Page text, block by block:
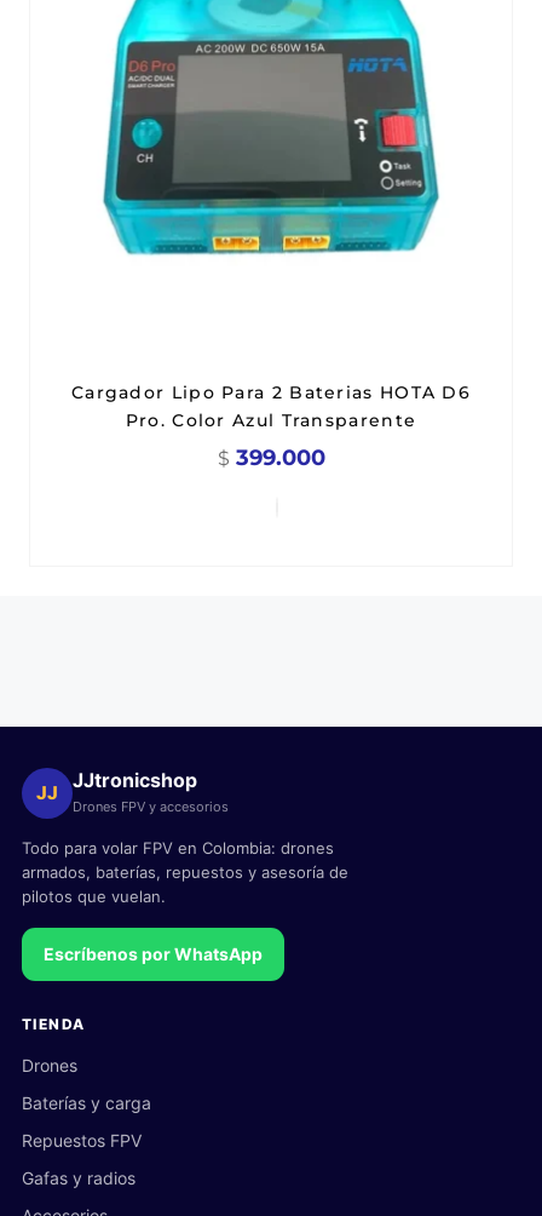
Cargador Lipo Para 2 Baterias HOTA D6
Pro. Color Azul Transparente
$ 399.000
JJ
JJtronicshop
Drones FPV y accesorios
Todo para volar FPV en Colombia: drones
armados, baterías, repuestos y asesoría de
pilotos que vuelan.
Escríbenos por WhatsApp
TIENDA
Drones
Baterías y carga
Repuestos FPV
Gafas y radios